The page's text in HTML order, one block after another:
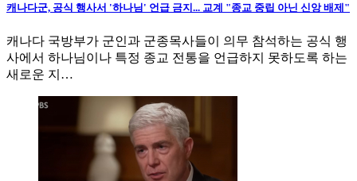
캐나다군, 공식 행사서 '하나님' 언급 금지... 교계 "종교 중립 아닌 신앙 배제"
캐나다 국방부가 군인과 군종목사들이 의무 참석하는 공식 행
사에서 하나님이나 특정 종교 전통을 언급하지 못하도록 하는
새로운 지…